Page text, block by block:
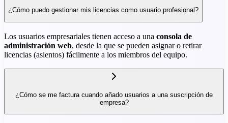
¿Cómo puedo gestionar mis licencias como usuario profesional?
Los usuarios empresariales tienen acceso a una consola de
administración web, desde la que se pueden asignar o retirar
licencias (asientos) fácilmente a los miembros del equipo.
¿Cómo se me factura cuando añado usuarios a una suscripción de
empresa?